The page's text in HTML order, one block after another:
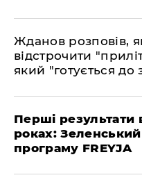
Жданов розповів,
відстрочити
який "готується до
Перші результати
роках:
програму FREYJA